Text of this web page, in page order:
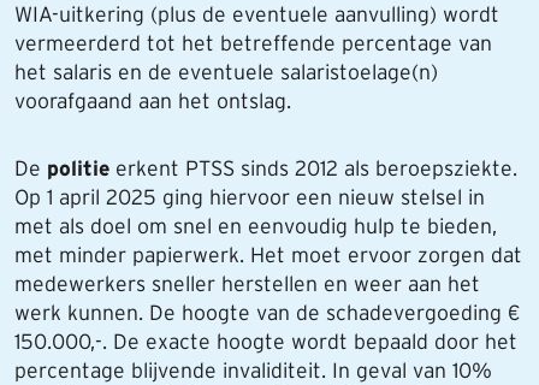
WIA-uitkering (plus de eventuele aanvulling) wordt
vermeerderd tot het betreffende percentage van
het salaris en de eventuele salaristoelage(n)
voorafgaand aan het ontslag.
De politie erkent PTSS sinds 2012 als beroepsziekte.
Op 1 april 2025 ging hiervoor een nieuw stelsel in
met als doel om snel en eenvoudig hulp te bieden,
met minder papierwerk. Het moet ervoor zorgen dat
medewerkers sneller herstellen en weer aan het
werk kunnen. De hoogte van de schadevergoeding €
150.000,-. De exacte hoogte wordt bepaald door het
percentage blijvende invaliditeit. In geval van 10%